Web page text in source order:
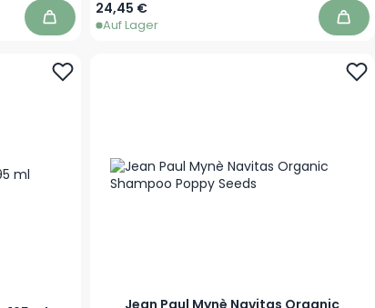
In den Warenkorb
Ab
24,45 €
Auf Lager In
Jean Paul Mynè Navitas Organic